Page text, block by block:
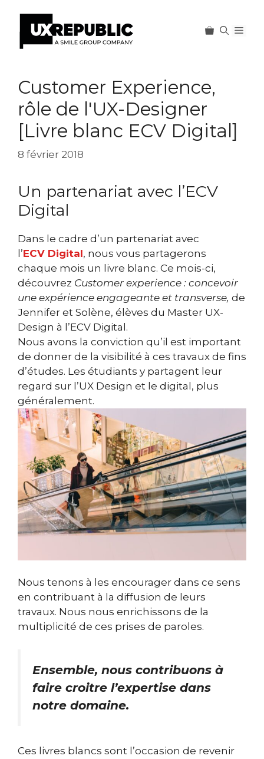
contenu
Customer Experience,
rôle de l'UX-Designer
[Livre blanc ECV Digital]
8 février 2018
Un partenariat avec l’ECV
Digital
Dans le cadre d’un partenariat avec
l’ECV Digital, nous vous partagerons
chaque mois un livre blanc. Ce mois-ci,
découvrez Customer experience : concevoir
une expérience engageante et transverse, de
Jennifer et Solène, élèves du Master UX-
Design à l’ECV Digital.
Nous avons la conviction qu’il est important
de donner de la visibilité à ces travaux de fins
d’études. Les étudiants y partagent leur
regard sur l’UX Design et le digital, plus
généralement.
Nous tenons à les encourager dans ce sens
en contribuant à la diffusion de leurs
travaux. Nous nous enrichissons de la
multiplicité de ces prises de paroles.
Ensemble, nous contribuons à
faire croitre l’expertise dans
notre domaine.
Ces livres blancs sont l’occasion de revenir